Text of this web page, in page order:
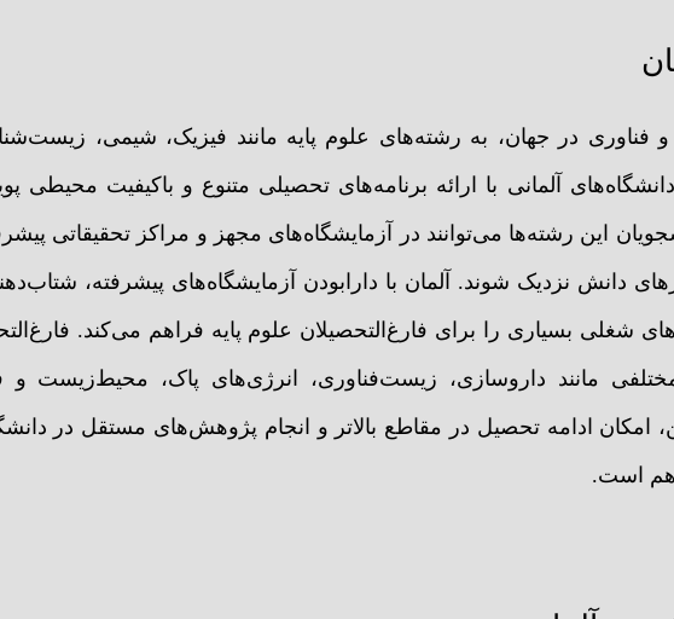
و فناوری در جهان، به رشته‌های علوم پایه مانند فیزیک، شیمی،
آلمانی با ارائه برنامه‌های تحصیلی متنوع و باکیفیت محیطی
این رشته‌ها می‌توانند در آزمایشگاه‌های مجهز و مراکز تحقیقاتی
دانش نزدیک شوند. آلمان با دارابودن آزمایشگاه‌های پیشرفته،
شغلی بسیاری را برای فارغ‌التحصیلان علوم پایه فراهم می‌کند.
مانند داروسازی، زیست‌فناوری، انرژی‌های پاک، محیط‌زیست و
امکان ادامه تحصیل در مقاطع بالاتر و انجام پژوهش‌های مستقل در
است.